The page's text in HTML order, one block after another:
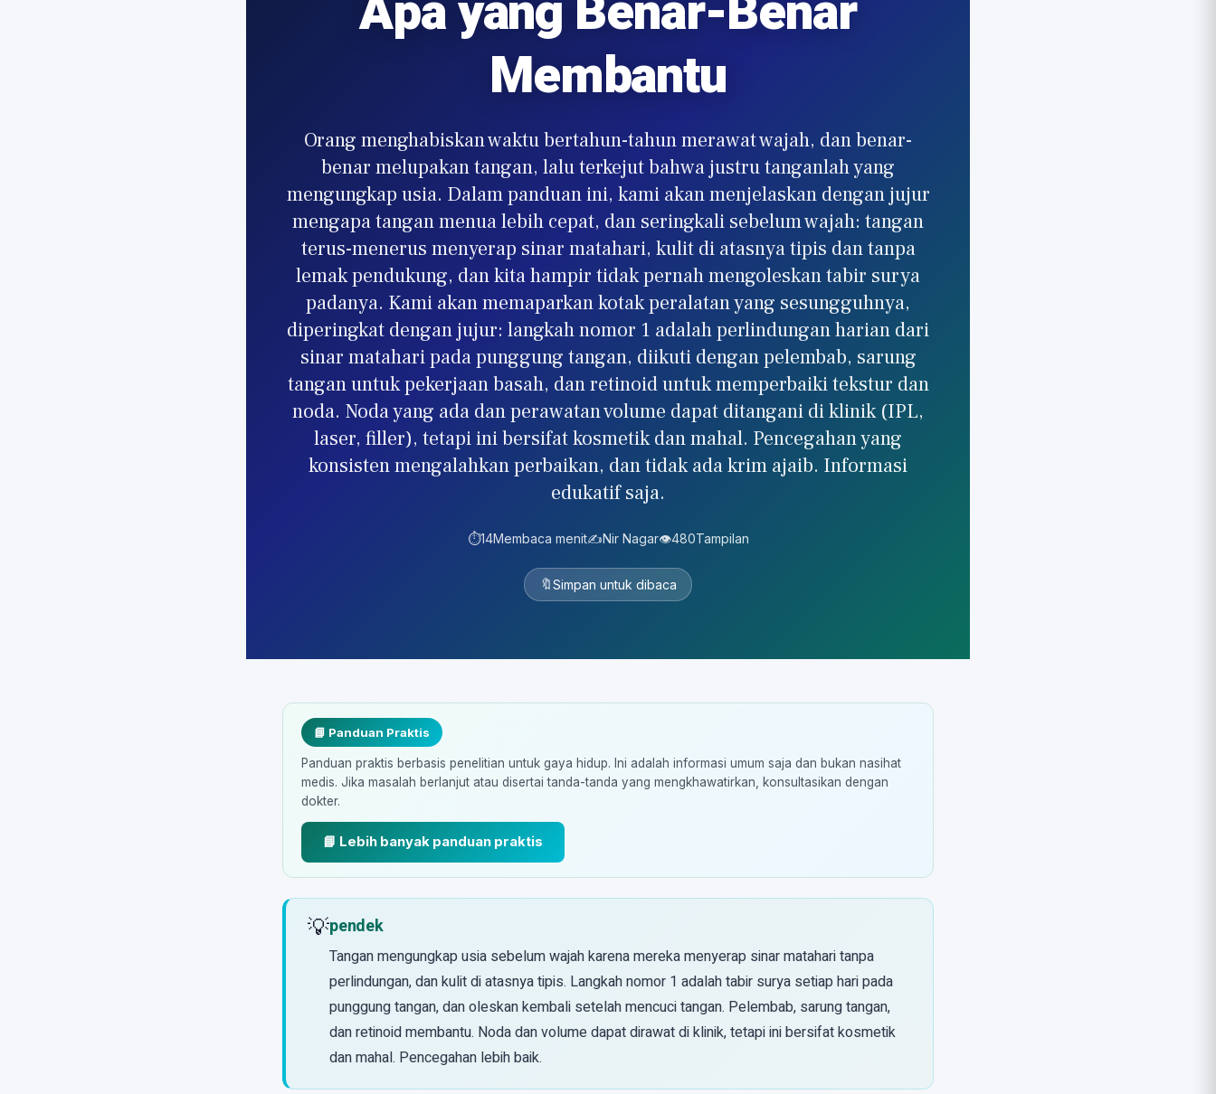
Membantu
Orang menghabiskan waktu bertahun-tahun merawat wajah, dan benar-
benar melupakan tangan, lalu terkejut bahwa justru tanganlah yang
mengungkap usia. Dalam panduan ini, kami akan menjelaskan dengan jujur
mengapa tangan menua lebih cepat, dan seringkali sebelum wajah: tangan
terus-menerus menyerap sinar matahari, kulit di atasnya tipis dan tanpa
lemak pendukung, dan kita hampir tidak pernah mengoleskan tabir surya
padanya. Kami akan memaparkan kotak peralatan yang sesungguhnya,
diperingkat dengan jujur: langkah nomor 1 adalah perlindungan harian dari
sinar matahari pada punggung tangan, diikuti dengan pelembab, sarung
tangan untuk pekerjaan basah, dan retinoid untuk memperbaiki tekstur dan
noda. Noda yang ada dan perawatan volume dapat ditangani di klinik (IPL,
laser, filler), tetapi ini bersifat kosmetik dan mahal. Pencegahan yang
konsisten mengalahkan perbaikan, dan tidak ada krim ajaib. Informasi
edukatif saja.
⏱️14Membaca menit✍️Nir Nagar👁️480Tampilan
🔖Simpan untuk dibaca
📘 Panduan Praktis
Panduan praktis berbasis penelitian untuk gaya hidup. Ini adalah informasi umum saja dan bukan nasihat
medis. Jika masalah berlanjut atau disertai tanda-tanda yang mengkhawatirkan, konsultasikan dengan
dokter.
📘 Lebih banyak panduan praktis
💡pendek
Tangan mengungkap usia sebelum wajah karena mereka menyerap sinar matahari tanpa
perlindungan, dan kulit di atasnya tipis. Langkah nomor 1 adalah tabir surya setiap hari pada
punggung tangan, dan oleskan kembali setelah mencuci tangan. Pelembab, sarung tangan,
dan retinoid membantu. Noda dan volume dapat dirawat di klinik, tetapi ini bersifat kosmetik
dan mahal. Pencegahan lebih baik.